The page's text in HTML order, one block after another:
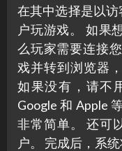
在其中选择是以
户玩游戏。 如果
么玩家需要连接
戏并转到浏览器
如果没有，请不
Google 和 Apple
非常简单。 还可
户。 完成后，系